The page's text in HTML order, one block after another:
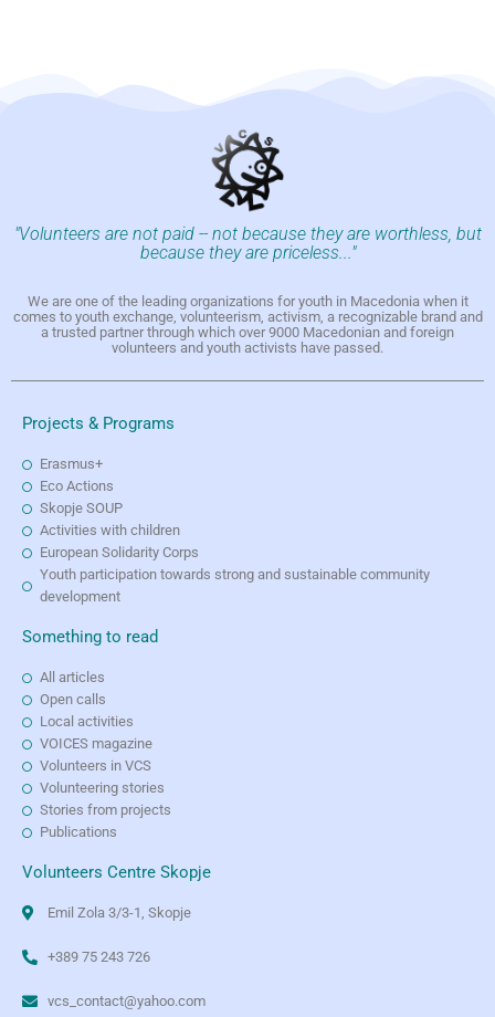
"Volunteers are not paid -- not because they are worthless, but
because they are priceless..."
We are one of the leading organizations for youth in Macedonia when it
comes to youth exchange, volunteerism, activism, a recognizable brand and
a trusted partner through which over 9000 Macedonian and foreign
volunteers and youth activists have passed.
Projects & Programs
Erasmus+
Eco Actions
Skopje SOUP
Activities with children
European Solidarity Corps
Youth participation towards strong and sustainable community
development
Something to read
All articles
Open calls
Local activities
VOICES magazine
Volunteers in VCS
Volunteering stories
Stories from projects
Publications
Volunteers Centre Skopje
Emil Zola 3/3-1, Skopje
+389 75 243 726
vcs_contact@yahoo.com